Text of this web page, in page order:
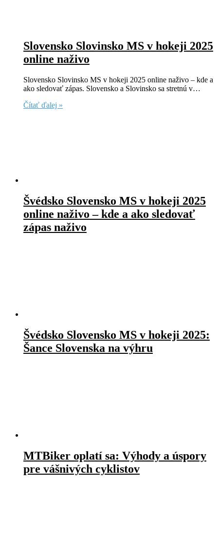
Slovensko Slovinsko MS v hokeji 2025
online naživo
Slovensko Slovinsko MS v hokeji 2025 online naživo – kde a
ako sledovať zápas. Slovensko a Slovinsko sa stretnú v…
Čítať ďalej »
Švédsko Slovensko MS v hokeji 2025
online naživo – kde a ako sledovať
zápas naživo
Švédsko Slovensko MS v hokeji 2025:
Šance Slovenska na výhru
MTBiker oplatí sa: Výhody a úspory
pre vášnivých cyklistov